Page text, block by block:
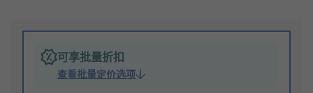
可享批量折扣
查看批量定价选项